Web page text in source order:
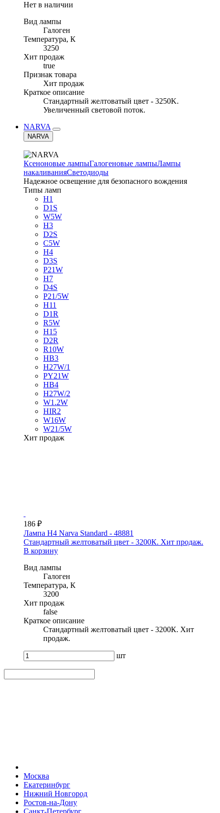
Нет в наличии
Вид лампы
Галоген
Температура, К
3250
Хит продаж
true
Признак товара
Хит продаж
Краткое описание
Стандартный желтоватый цвет - 3250K.
Увеличенный световой поток.
NARVA
NARVA
Ксеноновые лампыГалогеновые лампыЛампы
накаливанияСветодиоды
Надежное освещение для безопасного вождения
Типы ламп
H1
D1S
W5W
H3
D2S
C5W
H4
D3S
P21W
H7
D4S
P21/5W
H11
D1R
R5W
H15
D2R
R10W
HB3
H27W/1
PY21W
HB4
H27W/2
W1.2W
HIR2
W16W
W21/5W
Хит продаж
186 ₽
Лампа H4 Narva Standard - 48881
Стандартный желтоватый цвет - 3200К. Хит продаж.
В корзину
Вид лампы
Галоген
Температура, К
3200
Хит продаж
false
Краткое описание
Стандартный желтоватый цвет - 3200К. Хит
продаж.
шт
Москва
Екатеринбург
Нижний Новгород
Ростов-на-Дону
Санкт-Петербург